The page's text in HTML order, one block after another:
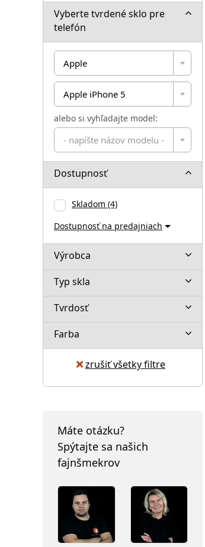
Vyberte tvrdené sklo pre
telefón
Apple
Apple iPhone 5
alebo si vyhľadajte model:
- napíšte názov modelu -
Dostupnosť
Skladom (4)
Dostupnosť na predajniach
Výrobca
Typ skla
Tvrdosť
Farba
zrušiť všetky filtre
Máte otázku?
Spýtajte sa našich
fajnšmekrov